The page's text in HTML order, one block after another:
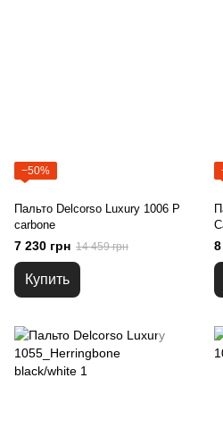
−50%
Пальто Delcorso Luxury 1006 P
carbone
7 230 грн 14 459 грн
Купить